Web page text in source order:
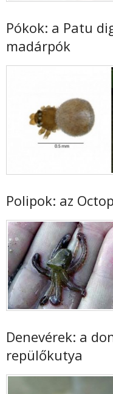
Pókok: a Patu
madárpók
Polipok: az
Denevérek: a
repülőkutya